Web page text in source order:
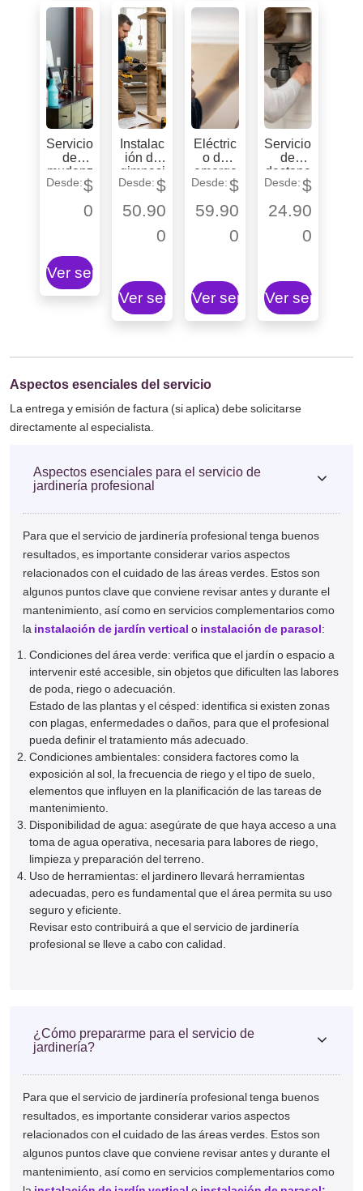
Servicio
de
mudanz
a con$
0
Ver servicio
Instalac
ión de
gimnasi
o para$
50.90
0
Ver servicio
Eléctric
o de
emerge
ncia
servicio
express
$
59.90
0
Ver servicio
Servicio
de
destape
de
s
$
24.90
0
Ver servicio
Aspectos esenciales del servicio
La entrega y emisión de factura (si aplica) debe solicitarse
directamente al especialista.
Aspectos esenciales para el servicio de
jardinería profesional
Para que el servicio de jardinería profesional tenga buenos
resultados, es importante considerar varios aspectos
relacionados con el cuidado de las áreas verdes. Estos son
algunos puntos clave que conviene revisar antes y durante el
mantenimiento, así como en servicios complementarios como
la instalación de jardín vertical o instalación de parasol:
Condiciones del área verde: verifica que el jardín o espacio a
intervenir esté accesible, sin objetos que dificulten las labores
de poda, riego o adecuación.
Estado de las plantas y el césped: identifica si existen zonas
con plagas, enfermedades o daños, para que el profesional
pueda definir el tratamiento más adecuado.
Condiciones ambientales: considera factores como la
exposición al sol, la frecuencia de riego y el tipo de suelo,
elementos que influyen en la planificación de las tareas de
mantenimiento.
Disponibilidad de agua: asegúrate de que haya acceso a una
toma de agua operativa, necesaria para labores de riego,
limpieza y preparación del terreno.
Uso de herramientas: el jardinero llevará herramientas
adecuadas, pero es fundamental que el área permita su uso
seguro y eficiente.
Revisar esto contribuirá a que el servicio de jardinería
profesional se lleve a cabo con calidad.
¿Cómo prepararme para el servicio de
jardinería?
Para que el servicio de jardinería profesional tenga buenos
resultados, es importante considerar varios aspectos
relacionados con el cuidado de las áreas verdes. Estos son
algunos puntos clave que conviene revisar antes y durante el
mantenimiento, así como en servicios complementarios como